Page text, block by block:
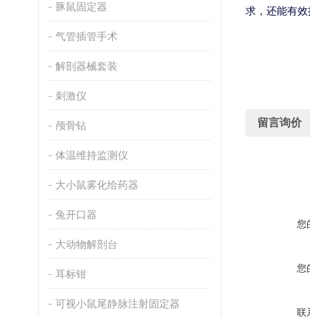
豚鼠固定器
气管插管手术
解剖器械套装
刺激仪
颅骨钻
体温维持监测仪
大小鼠雾化给药器
兔开口器
大动物解剖台
耳标钳
可视小鼠尾静脉注射固定器
求，还能有
留言询价
您
您
联